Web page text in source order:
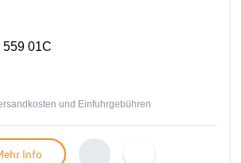
559 01C
und Einfuhrgebühren
Info